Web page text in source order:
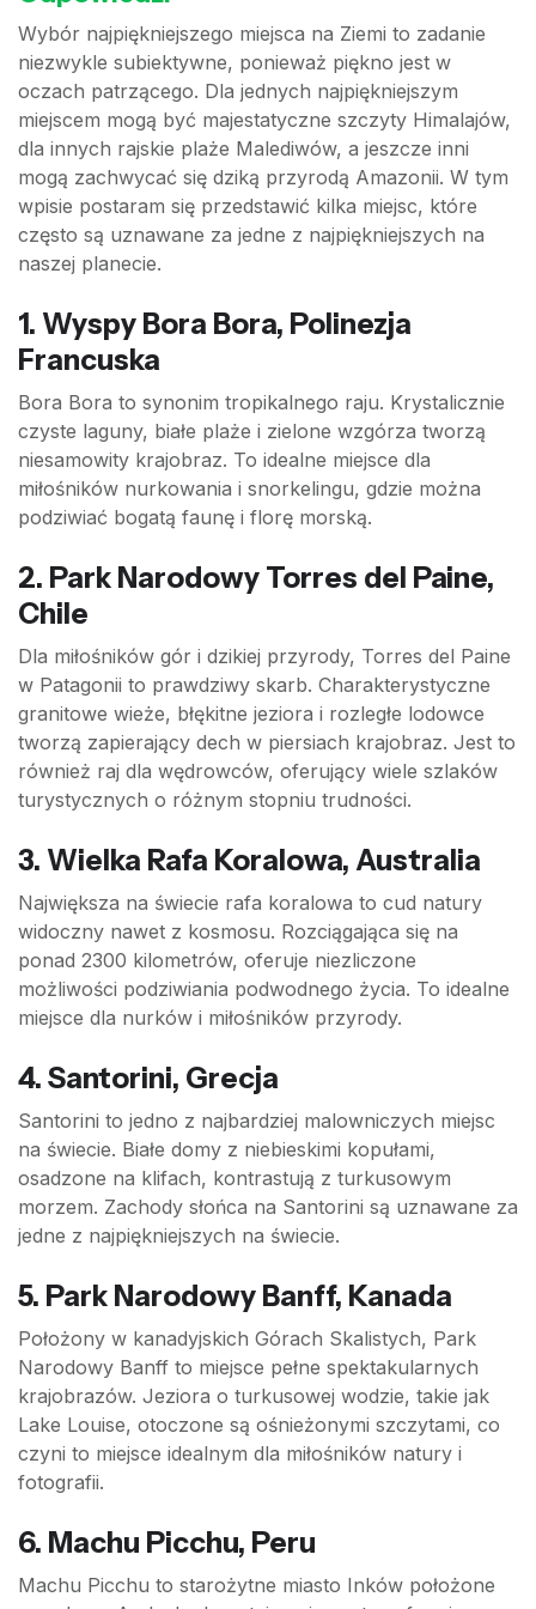
Wybór najpiękniejszego miejsca na Ziemi to zadanie
niezwykle subiektywne, ponieważ piękno jest w
oczach patrzącego. Dla jednych najpiękniejszym
miejscem mogą być majestatyczne szczyty Himalajów,
dla innych rajskie plaże Malediwów, a jeszcze inni
mogą zachwycać się dziką przyrodą Amazonii. W tym
wpisie postaram się przedstawić kilka miejsc, które
często są uznawane za jedne z najpiękniejszych na
naszej planecie.
1. Wyspy Bora Bora, Polinezja
Francuska
Bora Bora to synonim tropikalnego raju. Krystalicznie
czyste laguny, białe plaże i zielone wzgórza tworzą
niesamowity krajobraz. To idealne miejsce dla
miłośników nurkowania i snorkelingu, gdzie można
podziwiać bogatą faunę i florę morską.
2. Park Narodowy Torres del Paine,
Chile
Dla miłośników gór i dzikiej przyrody, Torres del Paine
w Patagonii to prawdziwy skarb. Charakterystyczne
granitowe wieże, błękitne jeziora i rozległe lodowce
tworzą zapierający dech w piersiach krajobraz. Jest to
również raj dla wędrowców, oferujący wiele szlaków
turystycznych o różnym stopniu trudności.
3. Wielka Rafa Koralowa, Australia
Największa na świecie rafa koralowa to cud natury
widoczny nawet z kosmosu. Rozciągająca się na
ponad 2300 kilometrów, oferuje niezliczone
możliwości podziwiania podwodnego życia. To idealne
miejsce dla nurków i miłośników przyrody.
4. Santorini, Grecja
Santorini to jedno z najbardziej malowniczych miejsc
na świecie. Białe domy z niebieskimi kopułami,
osadzone na klifach, kontrastują z turkusowym
morzem. Zachody słońca na Santorini są uznawane za
jedne z najpiękniejszych na świecie.
5. Park Narodowy Banff, Kanada
Położony w kanadyjskich Górach Skalistych, Park
Narodowy Banff to miejsce pełne spektakularnych
krajobrazów. Jeziora o turkusowej wodzie, takie jak
Lake Louise, otoczone są ośnieżonymi szczytami, co
czyni to miejsce idealnym dla miłośników natury i
fotografii.
6. Machu Picchu, Peru
Machu Picchu to starożytne miasto Inków położone